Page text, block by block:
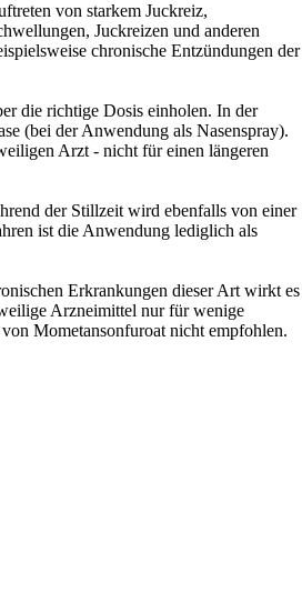
von starkem Juckreiz,
Juckreizen und anderen
chronische Entzündungen der
die richtige Dosis einholen. In der
(bei der Anwendung als Nasenspray).
Arzt - nicht für einen längeren
der Stillzeit wird ebenfalls von einer
ist die Anwendung lediglich als
Erkrankungen dieser Art wirkt es
Arzneimittel nur für wenige
Mometansonfuroat nicht empfohlen.